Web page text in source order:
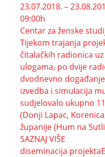
23.07.2018. –
09:00h
Centar za ženske
Tijekom trajanja
čitalačkih radionica
ulogama, po dvije
dvodnevno
izvedba i simulacija
sudjelovalo ukupno
(Donji Lapac,
županije (Hum na
SAZNAJ VIŠE
diseminacija projekta